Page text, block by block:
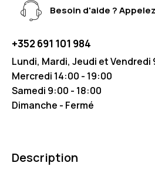
Besoin d'aide ?
+352 691 101 984
Lundi, Mardi, Jeudi et Vendredi
Mercredi 14:00 - 19:00
Samedi 9:00 - 18:00
Dimanche - Fermé
Description